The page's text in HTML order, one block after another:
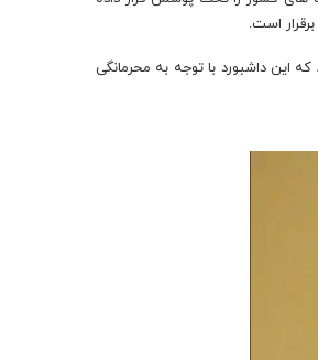
که این داشبورد با توجه به محرمانگی